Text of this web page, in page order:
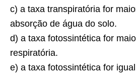
c) a taxa transpiratória for
absorção de água do solo.
d) a taxa fotossintética for
respiratória.
e) a taxa fotossintética for